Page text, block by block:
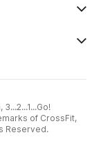
of CrossFit,
Reserved.